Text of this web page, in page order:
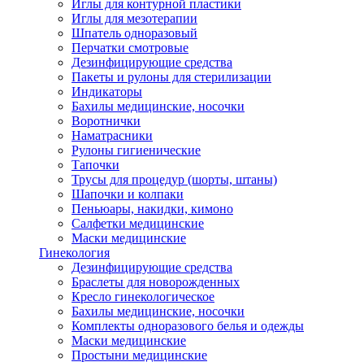
Иглы для контурной пластики
Иглы для мезотерапии
Шпатель одноразовый
Перчатки смотровые
Дезинфицирующие средства
Пакеты и рулоны для стерилизации
Индикаторы
Бахилы медицинские, носочки
Воротнички
Наматрасники
Рулоны гигиенические
Тапочки
Трусы для процедур (шорты, штаны)
Шапочки и колпаки
Пеньюары, накидки, кимоно
Салфетки медицинские
Маски медицинские
Гинекология
Дезинфицирующие средства
Браслеты для новорожденных
Кресло гинекологическое
Бахилы медицинские, носочки
Комплекты одноразового белья и одежды
Маски медицинские
Простыни медицинские